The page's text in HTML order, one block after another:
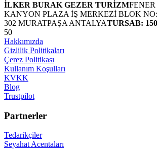
İLKER BURAK GEZER TURİZM
KANYON PLAZA İŞ MERKEZİ BLOK
302 MURATPAŞA ANTALYATURSAB:
50
Hakkımızda
Gizlilik Politikaları
Çerez Politikası
Kullanım Koşulları
KVKK
Blog
Trustpilot
Partnerler
Tedarikçiler
Seyahat Acentaları